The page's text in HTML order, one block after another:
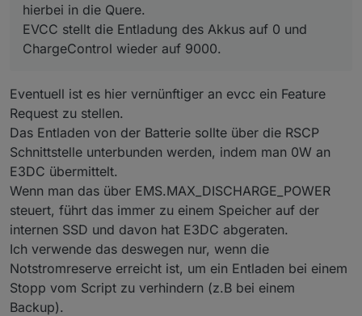
hierbei in die Quere.
EVCC stellt die Entladung des Akkus auf 0 und
ChargeControl wieder auf 9000.
Eventuell ist es hier vernünftiger an evcc ein Feature
Request zu stellen.
Das Entladen von der Batterie sollte über die RSCP
Schnittstelle unterbunden werden, indem man 0W an
E3DC übermittelt.
Wenn man das über EMS.MAX_DISCHARGE_POWER
steuert, führt das immer zu einem Speicher auf der
internen SSD und davon hat E3DC abgeraten.
Ich verwende das deswegen nur, wenn die
Notstromreserve erreicht ist, um ein Entladen bei einem
Stopp vom Script zu verhindern (z.B bei einem
Backup).